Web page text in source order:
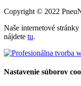
Copyright © 2022
Naše internetové
nájdete tu.
Nastavenie súborov